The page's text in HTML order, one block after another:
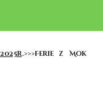
.>>>Ferie z Mok